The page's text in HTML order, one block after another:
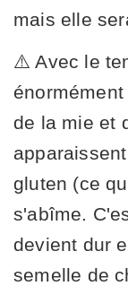
mais elle
⚠️ Avec le
de la mie et
gluten (ce
s'abîme.
devient dur
semelle de